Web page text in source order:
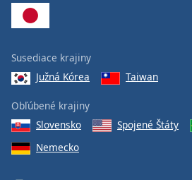
Susediace krajiny
Južná Kórea
Taiwan
Obľúbené krajiny
Slovensko
Spojené Štáty
Nemecko